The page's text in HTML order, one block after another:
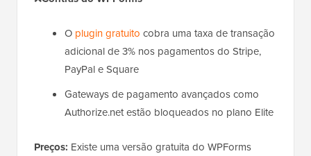
O plugin gratuito cobra uma taxa de transação
adicional de 3% nos pagamentos do Stripe,
PayPal e Square
Gateways de pagamento avançados como
Authorize.net estão bloqueados no plano Elite
Preços: Existe uma versão gratuita do WPForms